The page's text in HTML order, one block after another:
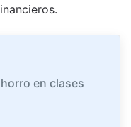
en clases